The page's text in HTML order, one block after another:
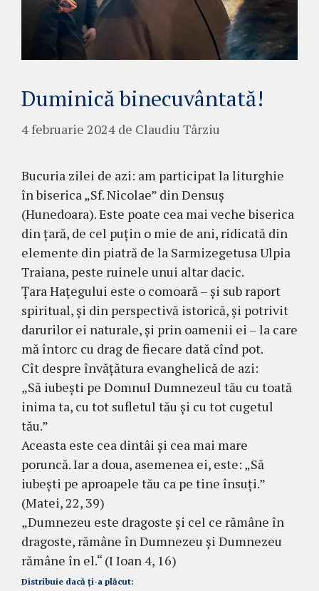
Duminică binecuvântată!
4 februarie 2024 de Claudiu Târziu
Bucuria zilei de azi: am participat la liturghie
în biserica „Sf. Nicolae” din Densuș
(Hunedoara). Este poate cea mai veche biserica
din țară, de cel puțin o mie de ani, ridicată din
elemente din piatră de la Sarmizegetusa Ulpia
Traiana, peste ruinele unui altar dacic.
Țara Hațegului este o comoară – și sub raport
spiritual, și din perspectivă istorică, și potrivit
darurilor ei naturale, și prin oamenii ei – la care
mă întorc cu drag de fiecare dată cînd pot.
Cît despre învățătura evanghelică de azi:
„Să iubești pe Domnul Dumnezeul tău cu toată
inima ta, cu tot sufletul tău și cu tot cugetul
tău.”
Aceasta este cea dintâi și cea mai mare
poruncă. Iar a doua, asemenea ei, este: „Să
iubești pe aproapele tău ca pe tine însuți.”
(Matei, 22, 39)
„Dumnezeu este dragoste și cel ce rămâne în
dragoste, rămâne în Dumnezeu și Dumnezeu
rămâne în el.“ (I Ioan 4, 16)
Distribuie dacă ți-a plăcut: